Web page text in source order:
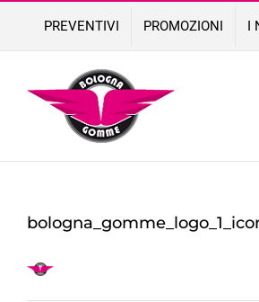
content
PREVENTIVI PROMOZIONI I